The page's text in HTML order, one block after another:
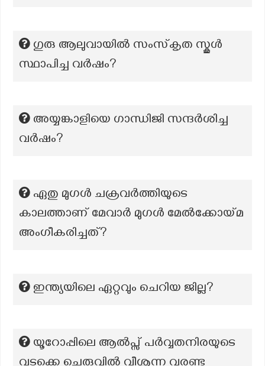
ഗുരു ആലുവായിൽ സംസ്‌കൃത സ്കൂൾ
സ്ഥാപിച്ച വർഷം?
അയ്യങ്കാളിയെ ഗാന്ധിജി സന്ദർശിച്ച
വർഷം?
ഏതു മുഗൾ ചക്രവർത്തിയുടെ
കാലത്താണ് മേവാർ മുഗൾ മേൽക്കോയ്മ
അംഗീകരിച്ചത്?
ഇന്ത്യയിലെ ഏറ്റവും ചെറിയ ജില്ല?
യൂറോപ്പിലെ ആൽപ്സ് പർവ്വതനിരയുടെ